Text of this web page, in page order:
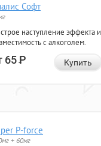
Софт
наступление эффекта и
с алкоголем.
65Р Купить
P-force
+ 60мг